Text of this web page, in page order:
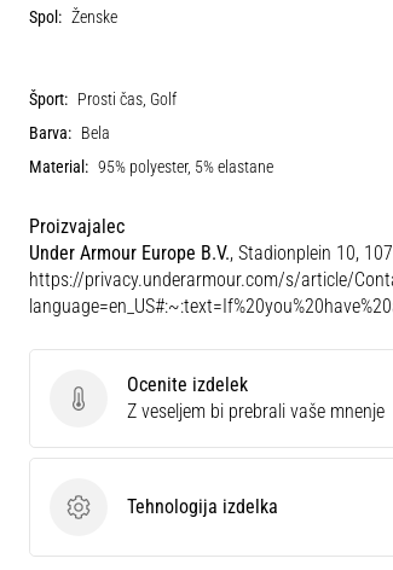
Spol: Ženske
Šport: Prosti čas, Golf
Barva: Bela
Material: 95% polyester, 5% elastane
Proizvajalec
Under Armour Europe B.V., Stadionplein 10,
https://privacy.underarmour.com/s/article/
Ocenite izdelek
Ocenite izdelek
Z veseljem bi prebrali vaše mnenje
Tehnologija izdelka
Tehnologija izdelka